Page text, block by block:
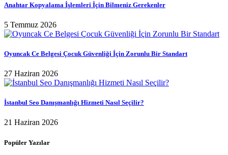
Anahtar Kopyalama İşlemleri İçin Bilmeniz Gerekenler
5 Temmuz 2026
Oyuncak Ce Belgesi Çocuk Güvenliği İçin Zorunlu Bir Standart
27 Haziran 2026
İstanbul Seo Danışmanlığı Hizmeti Nasıl Seçilir?
21 Haziran 2026
Popüler Yazılar